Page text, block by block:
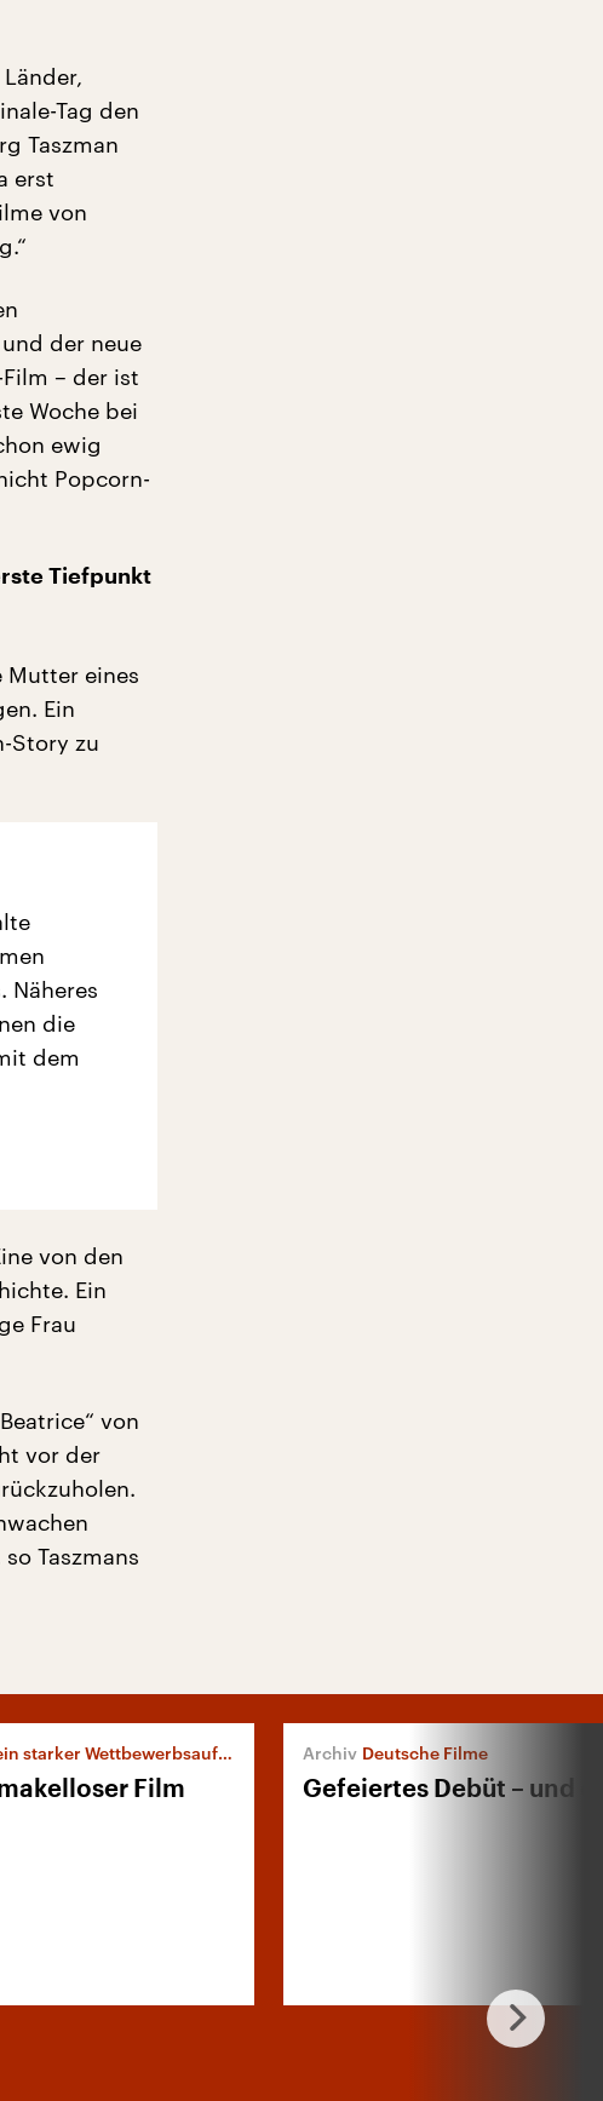
Tag den
Taszman
erst
von
der neue
– der ist
Woche bei
ewig
Popcorn-
Tiefpunkt
Mutter eines
Ein
Story zu
Näheres
die
dem
von den
Ein
Frau
von
vor der
Taszmans
starker Wettbewerbsauftakt
Film
Deutsche Filme
Gefeiertes Debüt – und